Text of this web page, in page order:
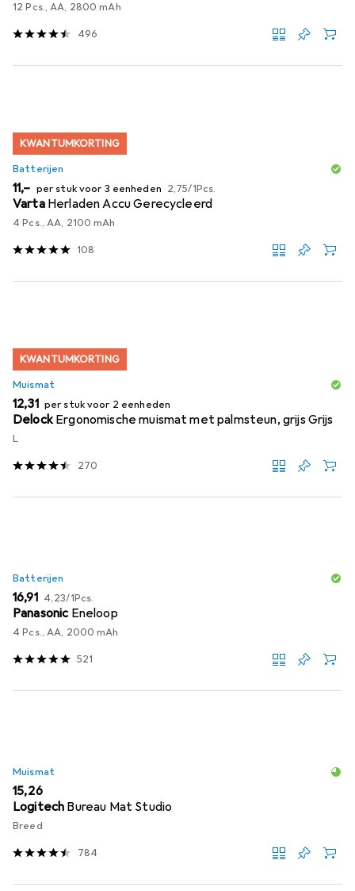
12 Pcs., AA, 2800 mAh
496
KWANTUMKORTING
Batterijen
EUR
11,– per stuk voor 3 eenheden EUR
2,75/1Pcs.
Varta Herladen Accu Gerecycleerd
4 Pcs., AA, 2100 mAh
108
KWANTUMKORTING
Muismat
EUR
12,31 per stuk voor 2 eenheden
Delock Ergonomische muismat met palmsteun, grijs Grijs
L
270
Batterijen
EUR
16,91 EUR
4,23/1Pcs.
Panasonic Eneloop
4 Pcs., AA, 2000 mAh
521
Muismat
EUR
15,26
Logitech Bureau Mat Studio
Breed
784